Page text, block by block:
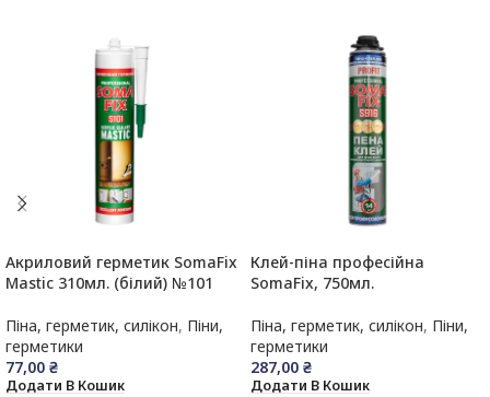
Акриловий герметик SomaFix
Mastic 310мл. (білий) №101
Піна, герметик, силікон, Піни,
герметики
77,00 ₴
Додати В Кошик
Клей-піна професійна
SomaFix, 750мл.
Піна, герметик, силікон, Піни,
герметики
287,00 ₴
Додати В Кошик